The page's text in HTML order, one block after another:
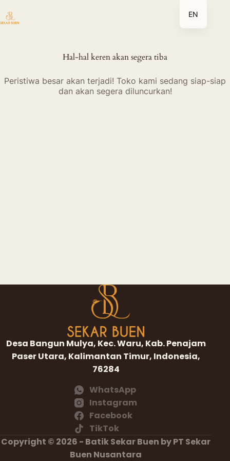
ke
Hal-hal keren akan segera tiba
Peristiwa besar akan terjadi! Toko kami sedang siap-siap
dan akan segera diluncurkan!
Desa Bangun Mulya, Kec. Waru, Kab. Penajam
Paser Utara, Kalimantan Timur, Indonesia,
76284
WhatsApp
Instagram
Facebook
TikTok
Copyright © 2026 - Batik Sekar Buen by PT Sekar
Buen Nusantara
EN